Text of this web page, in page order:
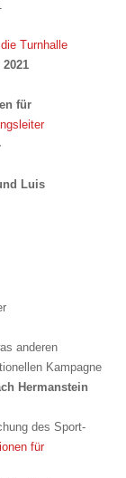
Turnhalle
für
Luis
anderen
Kampagne
Hermanstein
des Sport-
für